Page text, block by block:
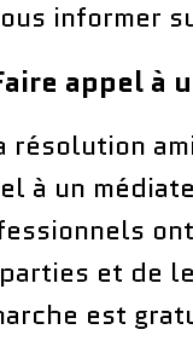
informer
appel à
résolution
à un
et de
est